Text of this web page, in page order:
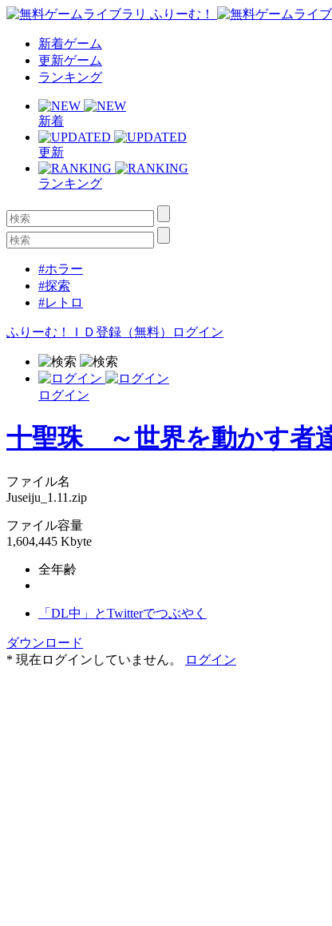
新着ゲーム
更新ゲーム
ランキング
新着
更新
ランキング
#ホラー
#探索
#レトロ
ふりーむ！ＩＤ登録（無料） ログイン
ログイン
十聖珠 ～世界を動かす者
ファイル名
Juseiju_1.11.zip
ファイル容量
1,604,445 Kbyte
全年齢
「DL中」とTwitterでつぶやく
ダウンロード
* 現在ログインしていません。
ログイン